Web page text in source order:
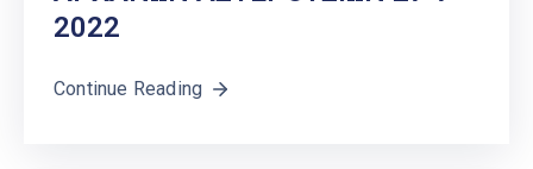
2022
Continue Reading